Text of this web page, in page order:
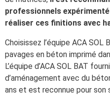
professionnels
réaliser ces finitions avec
Choisissez l’équipe ACA SOL
pavages en béton imprimé
L’équipe d’ACA SOL BAT
d’aménagement avec du
ans et est reconnue pour